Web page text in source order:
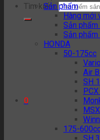
Tìm kiếm:
0
Sản phẩm
Hàng mới
Sản phẩm
Sản
HONDA
50-175cc
Air
SH
175-